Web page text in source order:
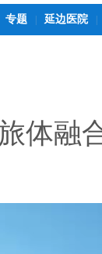
专题 延边医院
体融